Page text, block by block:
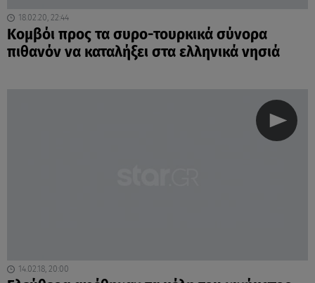
18.02.20, 22:44
Κομβόι προς τα συρο-τουρκικά σύνορα
πιθανόν να καταλήξει στα ελληνικά νησιά
14.02.18, 20:00